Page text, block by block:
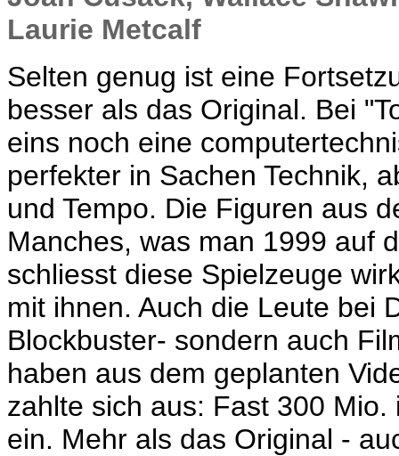
Laurie Metcalf
Selten genug ist eine
besser als das Original. Bei
eins noch eine
perfekter in Sachen Technik,
und Tempo. Die Figuren aus
Manches, was man 1999 auf
schliesst diese Spielzeuge
mit ihnen. Auch die Leute bei
Blockbuster- sondern auch
haben aus dem geplanten
zahlte sich aus: Fast 300
ein. Mehr als das Original -